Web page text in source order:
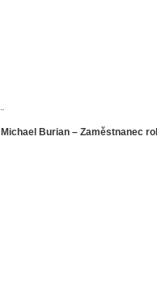
¨
Michael Burian – Zaměstnanec